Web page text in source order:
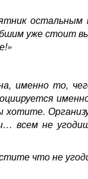
уже стоит
именно то,
хотите.
всем не
что не